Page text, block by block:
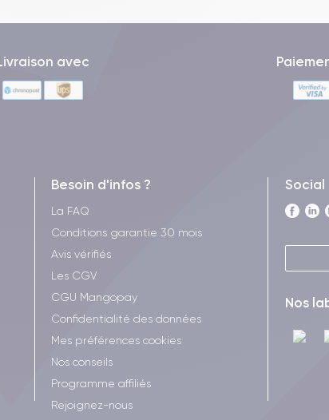
avec
Besoin d'infos ?
La FAQ
Conditions garantie 30 mois
Avis vérifiés
Les CGV
CGU Mangopay
Confidentialité des données
Mes préférences cookies
Nos conseils
Programme affiliés
Rejoignez-nous
Social
Nos